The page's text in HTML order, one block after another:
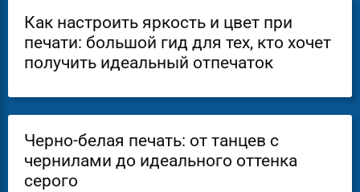
Как настроить яркость и цвет при
печати: большой гид для тех, кто хочет
получить идеальный отпечаток
Черно-белая печать: от танцев с
чернилами до идеального оттенка
серого